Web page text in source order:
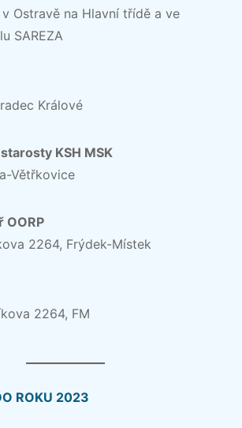
Ostravě na Hlavní třídě a ve
SAREZA
Králové
KSH MSK
Větřkovice
OORP
2264, Frýdek-Místek
2264, FM
ROKU 2023